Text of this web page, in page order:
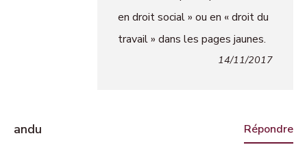
en droit social » ou en « droit du
travail » dans les pages jaunes.
14/11/2017
andu Répondre